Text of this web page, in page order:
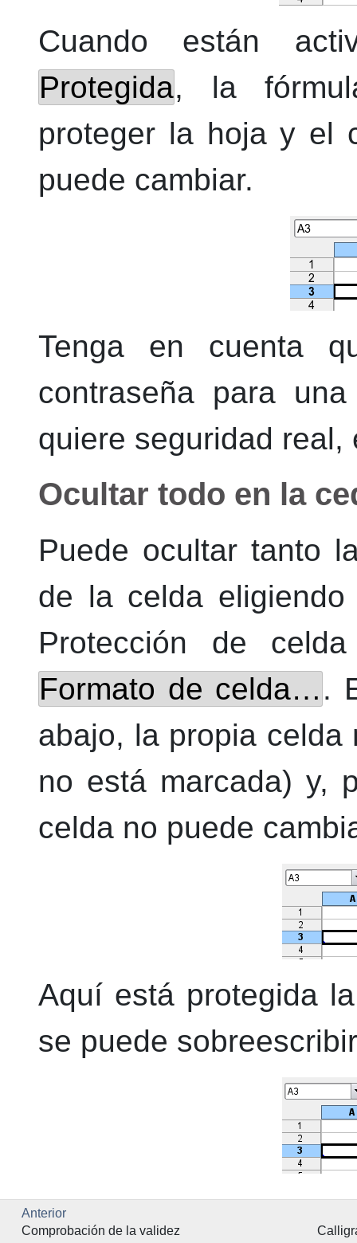
Cuando están
Protegida, la
proteger la hoja y el
puede cambiar.
Tenga en cuenta
contraseña para
quiere seguridad
Ocultar todo en la
Puede ocultar tanto
de la celda
Protección de
Formato de celda… .
abajo, la propia celda
no está marcada) y,
celda no puede
Aquí está protegida
se puede
Anterior
Comprobación de la validez